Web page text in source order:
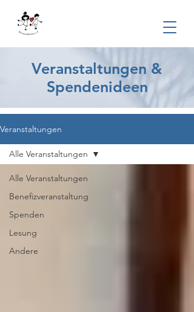
Veranstaltungen &
Spendenideen
Veranstaltungen
Alle Veranstaltungen
Benefizveranstaltung
Spenden
Lesung
Andere
Alle Veranstaltungen